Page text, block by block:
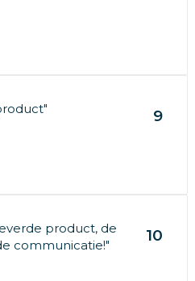
9
product, de
communicatie!"
10